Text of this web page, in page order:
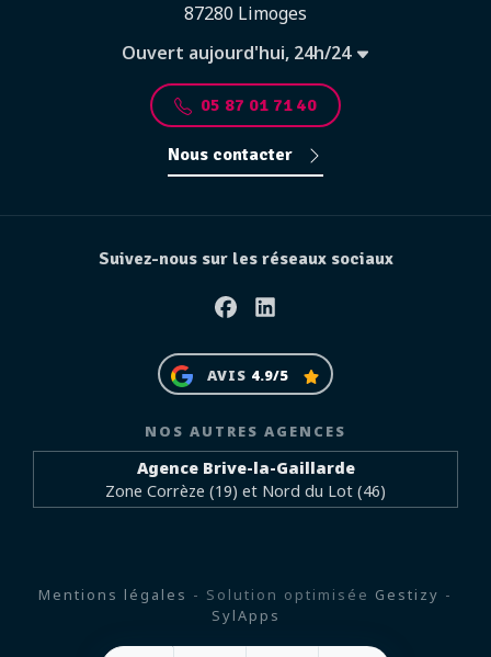
87280 Limoges
Ouvert aujourd'hui, 24h/24
05 87 01 71 40
Nous contacter
Suivez-nous sur les réseaux sociaux
FacebookLinkedin
AVIS 4.9/5
NOS AUTRES AGENCES
Agence Brive-la-Gaillarde
Zone Corrèze (19) et Nord du Lot (46)
Mentions légales - Solution optimisée Gestizy -
SylApps